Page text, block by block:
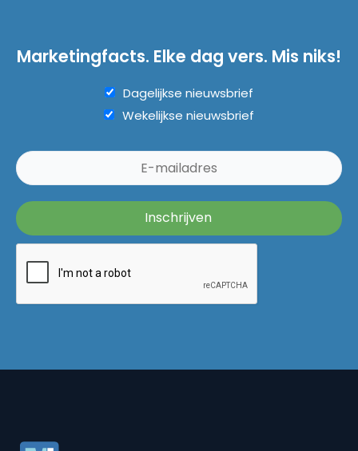
Marketingfacts. Elke dag vers. Mis niks!
Dagelijkse nieuwsbrief
Wekelijkse nieuwsbrief